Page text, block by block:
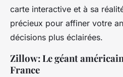
carte interactive et à sa
précieux pour affiner votre
décisions plus éclairées.
Zillow: Le géant
France